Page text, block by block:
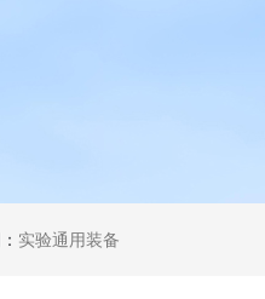
实验通用装备